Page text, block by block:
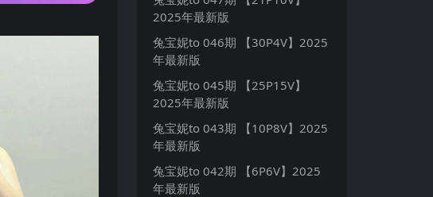
2025年最新版
兔宝妮to 046期 【30P4V】2025
年最新版
兔宝妮to 045期 【25P15V】
2025年最新版
兔宝妮to 043期 【10P8V】2025
年最新版
兔宝妮to 042期 【6P6V】2025
年最新版